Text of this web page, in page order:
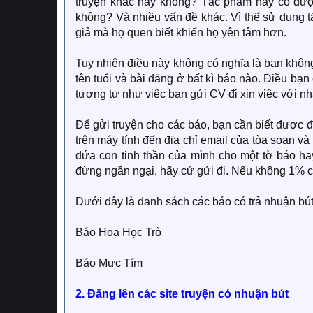
không? Và nhiều vấn đề khác. Vì thế sử
giả mà họ quen biết khiến họ yên tâm hơn.
Tuy nhiên điều này không có nghĩa là bạn
tên tuổi và bài đăng ở bất kì báo nào. Điều
tương tự như việc bạn gửi CV đi xin việc với
Để gửi truyện cho các báo, bạn cần biết được
trên máy tính đến địa chỉ email của tòa soạn
đứa con tinh thần của mình cho một tờ báo
đừng ngần ngại, hãy cứ gửi đi. Nếu không 1%
Dưới đây là danh sách các báo có trả nhuận
Báo Hoa Học Trò
Báo Mực Tím
2. Đăng lên các site truyện có nhuận bút